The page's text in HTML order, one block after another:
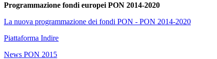
Programmazione fondi europei PON 2014-2020
La nuova programmazione dei fondi PON - PON 2014-2020
Piattaforma Indire
News PON 2015